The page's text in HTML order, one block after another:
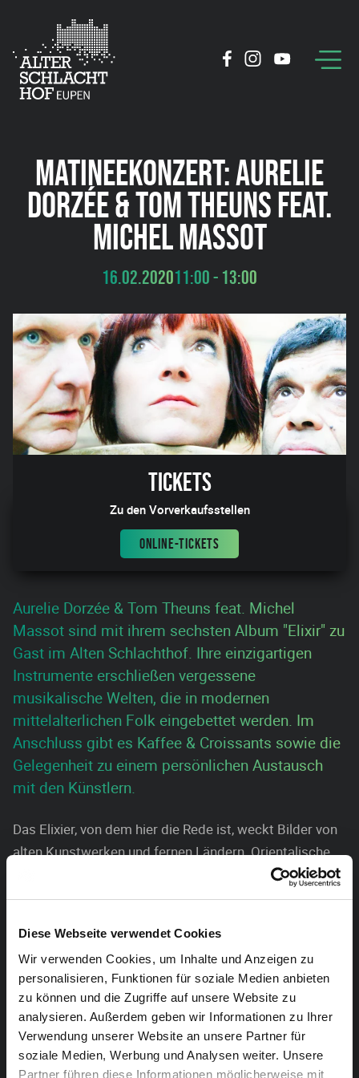
Diese Webseite verwendet Cookies
Wir verwenden Cookies, um Inhalte und Anzeigen zu
personalisieren, Funktionen für soziale Medien anbieten
zu können und die Zugriffe auf unsere Website zu
analysieren. Außerdem geben wir Informationen zu Ihrer
Verwendung unserer Website an unsere Partner für
soziale Medien, Werbung und Analysen weiter. Unsere
Partner führen diese Informationen möglicherweise mit
MATINEEKONZERT: AURELIE
DORZÉE & TOM THEUNS FEAT.
MICHEL MASSOT
16.02.202011:00 - 13:00
Tickets
Zu den Vorverkaufsstellen
ONLINE-TICKETS
Aurelie Dorzée & Tom Theuns feat. Michel
Massot sind mit ihrem sechsten Album "Elixir" zu
Gast im Alten Schlachthof. Ihre einzigartigen
Instrumente erschließen vergessene
musikalische Welten, die in modernen
mittelalterlichen Folk eingebettet werden. Im
Anschluss gibt es Kaffee & Croissants sowie die
Gelegenheit zu einem persönlichen Austausch
mit den Künstlern.
Das Elixier, von dem hier die Rede ist, weckt Bilder von
alten Kunstwerken und fernen Ländern. Orientalische
Melodien finden ihren Ausdruck in Volkstänzen und
mittelalterlichen Schritten. Auf der Suche nach dem
Alchemisten Aurelie Dorzée und Tom Theuns mit
besonderen Klängen. In ihrem geheimen Labor, das mit
seltsamen Instrumenten wie Viola d’amore,
Mandolauto, Psalter, Nagelgeige, Sousaphon und Sitar
bestückt ist, experimentieren und improvisieren sie
leidenschaftlich. Einige Instrumente wurden von